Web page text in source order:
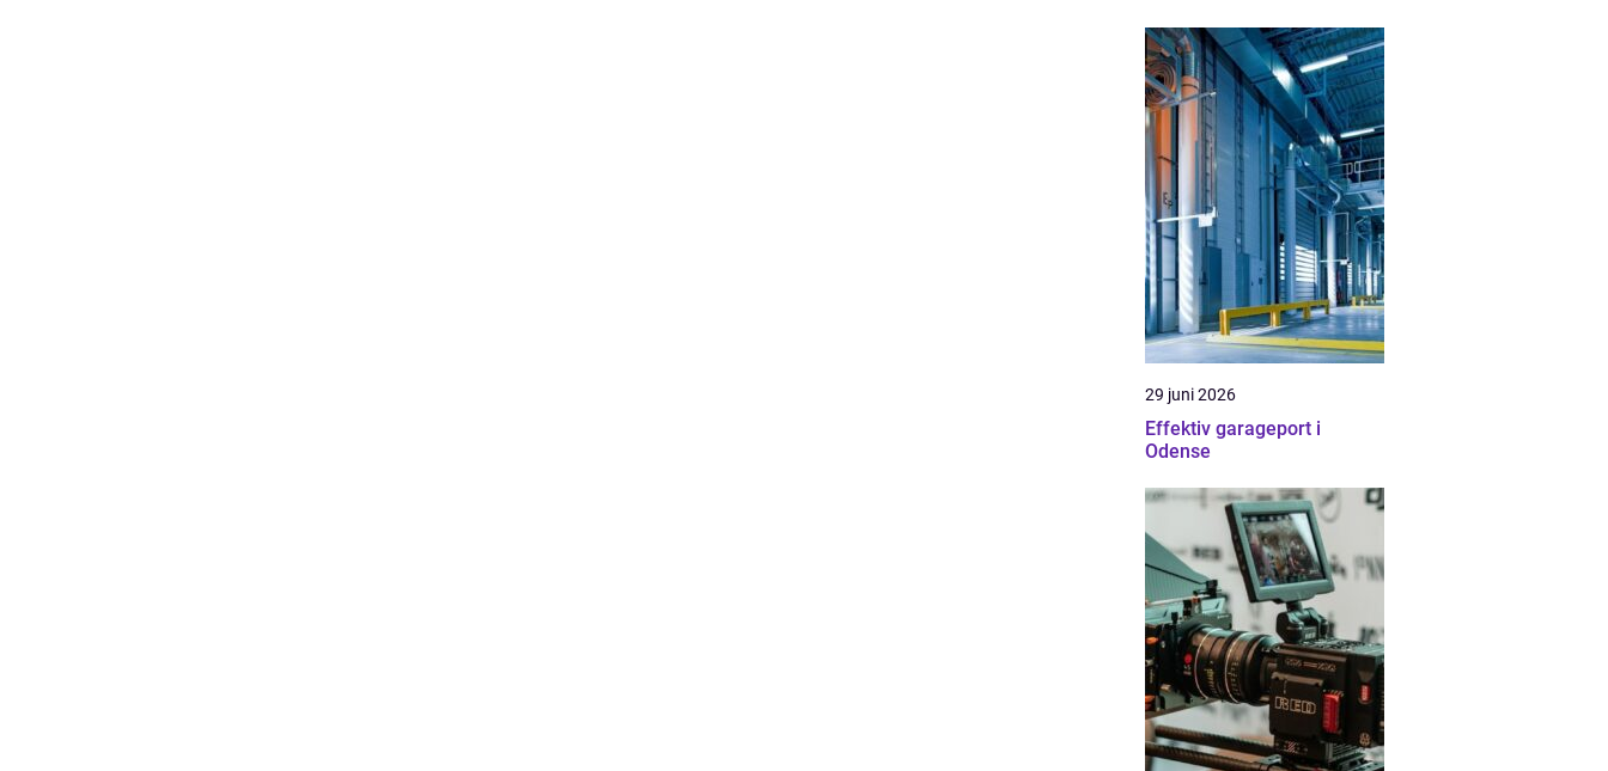
29 juni 2026
Effektiv garageport i
Odense